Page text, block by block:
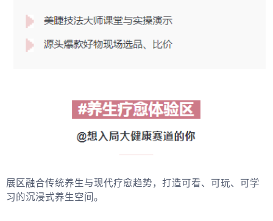
展区融合传统养生与现代疗愈趋势，打造可看、可玩、可学
习的沉浸式养生空间。